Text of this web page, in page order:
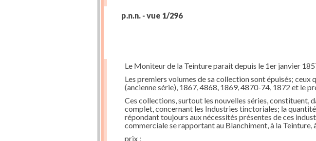
p.n.n. - vue 1/296
Le Moniteur de la Teinture parait depuis le 1er janvier
Les premiers volumes de sa collection sont épuisés;
(ancienne série), 1867, 4868, 1869, 4870-74, 1872 et le
Ces collections, surtout les nouvelles séries, constituent,
complet, concernant les Industries tinctoriales; la
répondant toujours aux nécessités présentes de ces
commerciale se rapportant au Blanchiment, à la
prix :